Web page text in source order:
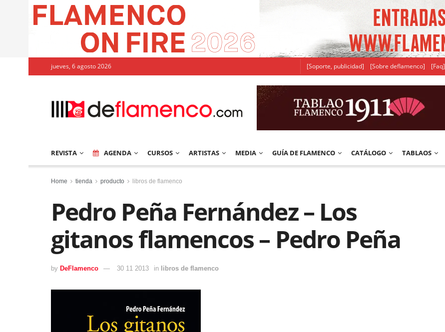
jueves, 6 agosto 2026 [Soporte, publicidad] [Sobre deflamenco] [Faq]
REVISTA AGENDA CURSOS ARTISTAS MEDIA GUÍA DE FLAMENCO CATÁLOGO TABLAOS
Home tienda producto libros de flamenco
Pedro Peña Fernández – Los
gitanos flamencos – Pedro Peña
by DeFlamenco 30 11 2013 in libros de flamenco